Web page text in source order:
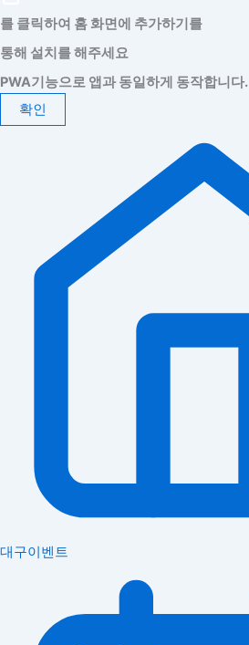
를 클릭하여 홈 화면에 추가하기를
통해 설치를 해주세요
PWA기능으로 앱과 동일하게 동작합니다.
확인
대구이벤트